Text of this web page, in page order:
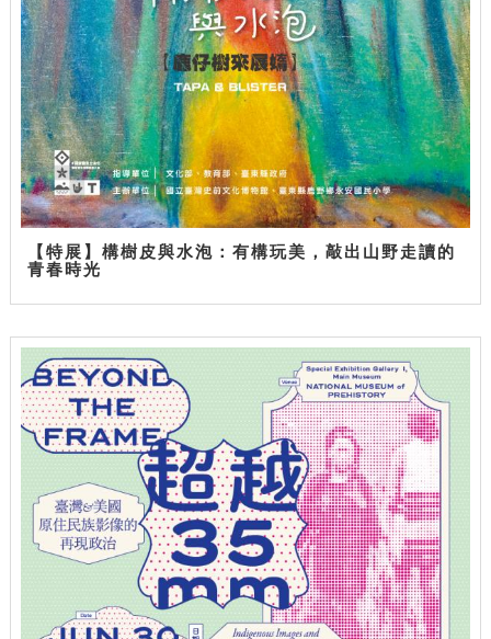
【特展】構樹皮與水泡：有構玩美，敲出山野走讀的
青春時光